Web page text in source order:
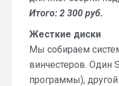
Итого: 2 300 руб.
Жесткие диски
Мы собираем
винчестеров. Один
программы),